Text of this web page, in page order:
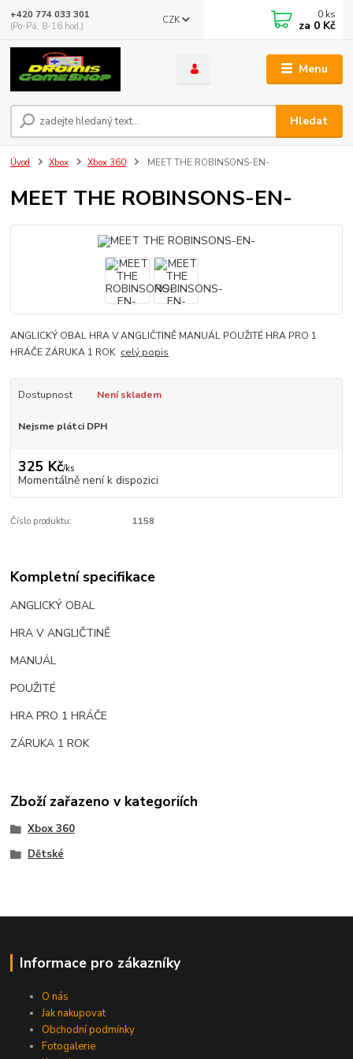
Menu
CZK
Hledat
+420 774 033 301
(Po-Pá, 8-16 hod.)
0 ks
za 0 Kč
Úvod Xbox Xbox 360 MEET THE ROBINSONS-EN-
MEET THE ROBINSONS-EN-
ANGLICKÝ OBAL HRA V ANGLIČTINĚ MANUÁL POUŽITÉ HRA PRO 1
HRÁČE ZÁRUKA 1 ROK celý popis
Dostupnost Není skladem
Nejsme plátci DPH
325 Kč/ks
Momentálně není k dispozici
Číslo produktu: 1158
Kompletní specifikace
ANGLICKÝ OBAL
HRA V ANGLIČTINĚ
MANUÁL
POUŽITÉ
HRA PRO 1 HRÁČE
ZÁRUKA 1 ROK
Zboží zařazeno v kategoriích
Xbox 360
Dětské
Informace pro zákazníky
O nás
Jak nakupovat
Obchodní podmínky
Fotogalerie